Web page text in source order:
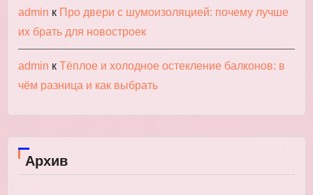
admin к Про двери с шумоизоляцией: почему лучше
их брать для новостроек
admin к Тёплое и холодное остекление балконов: в
чём разница и как выбрать
Архив